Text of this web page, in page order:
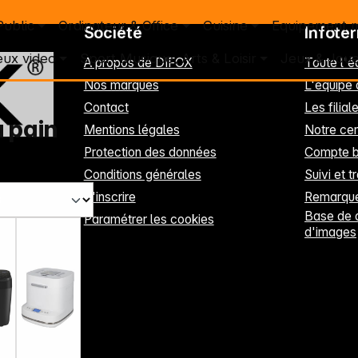
Ordinateur & Office Cuisine Equipement
video Sport Musique, Arts & Loisir Jeux &
pain
Société
A propos de DIFOX
Nos marques
Contact
Mentions légales
Protection des données
Conditions générales
S'inscrire
Paramétrer les cookies
Toute
L'équipe
Les
Notre
Compte
Suivi et
Base de
d'images